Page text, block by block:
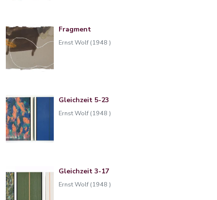
Fragment
Ernst Wolf (1948 )
Gleichzeit 5-23
Ernst Wolf (1948 )
Gleichzeit 3-17
Ernst Wolf (1948 )